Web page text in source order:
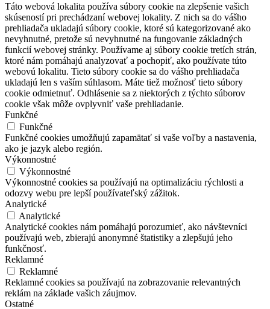
Táto webová lokalita používa súbory cookie na zlepšenie vašich
skúseností pri prechádzaní webovej lokality. Z nich sa do vášho
prehliadača ukladajú súbory cookie, ktoré sú kategorizované ako
nevyhnutné, pretože sú nevyhnutné na fungovanie základných
funkcií webovej stránky. Používame aj súbory cookie tretích strán,
ktoré nám pomáhajú analyzovať a pochopiť, ako používate túto
webovú lokalitu. Tieto súbory cookie sa do vášho prehliadača
ukladajú len s vaším súhlasom. Máte tiež možnosť tieto súbory
cookie odmietnuť. Odhlásenie sa z niektorých z týchto súborov
cookie však môže ovplyvniť vaše prehliadanie.
Funkčné
Funkčné
Funkčné cookies umožňujú zapamätať si vaše voľby a nastavenia,
ako je jazyk alebo región.
Výkonnostné
Výkonnostné
Výkonnostné cookies sa používajú na optimalizáciu rýchlosti a
odozvy webu pre lepší používateľský zážitok.
Analytické
Analytické
Analytické cookies nám pomáhajú porozumieť, ako návštevníci
používajú web, zbierajú anonymné štatistiky a zlepšujú jeho
funkčnosť.
Reklamné
Reklamné
Reklamné cookies sa používajú na zobrazovanie relevantných
reklám na základe vašich záujmov.
Ostatné